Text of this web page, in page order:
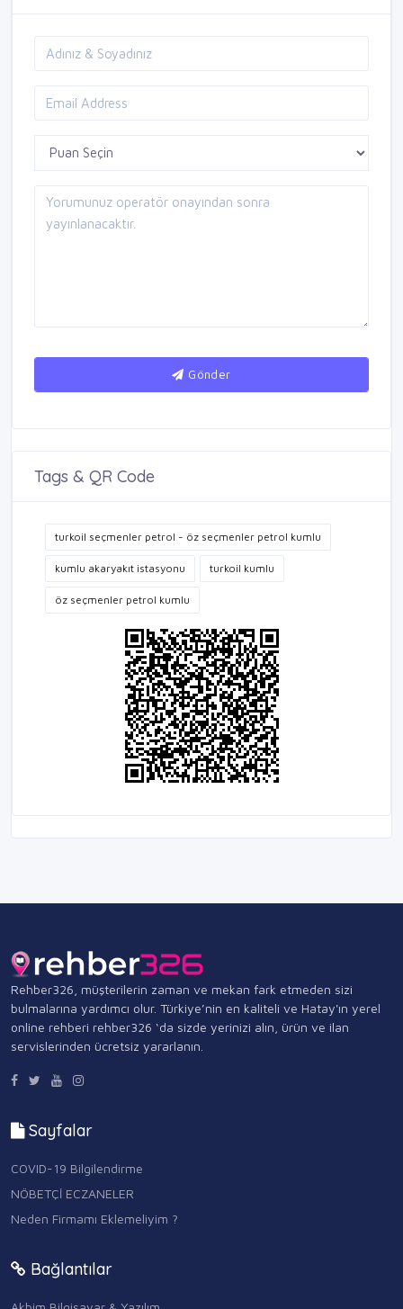
Gönder
Tags & QR Code
turkoil seçmenler petrol - öz seçmenler petrol kumlu
kumlu akaryakıt istasyonu turkoil kumlu
öz seçmenler petrol kumlu
Rehber326, müşterilerin zaman ve mekan fark etmeden sizi
bulmalarına yardımcı olur. Türkiye’nin en kaliteli ve Hatay'ın yerel
online rehberi rehber326 ‘da sizde yerinizi alın, ürün ve ilan
servislerinden ücretsiz yararlanın.
Sayfalar
COVID-19 Bilgilendirme
NÖBETÇİ ECZANELER
Neden Firmamı Eklemeliyim ?
Bağlantılar